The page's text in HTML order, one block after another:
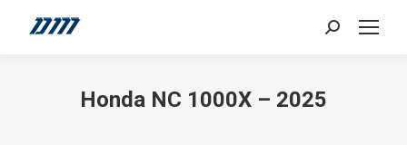
Search:
Honda NC 1000X – 2025